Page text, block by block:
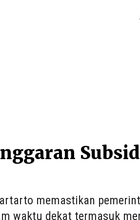
memastikan
waktu dekat termasuk